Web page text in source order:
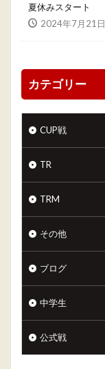
夏休みスタート
2024年7月21日
カテゴリー
CUP戦
TR
TRM
その他
ブログ
中学生
公式戦